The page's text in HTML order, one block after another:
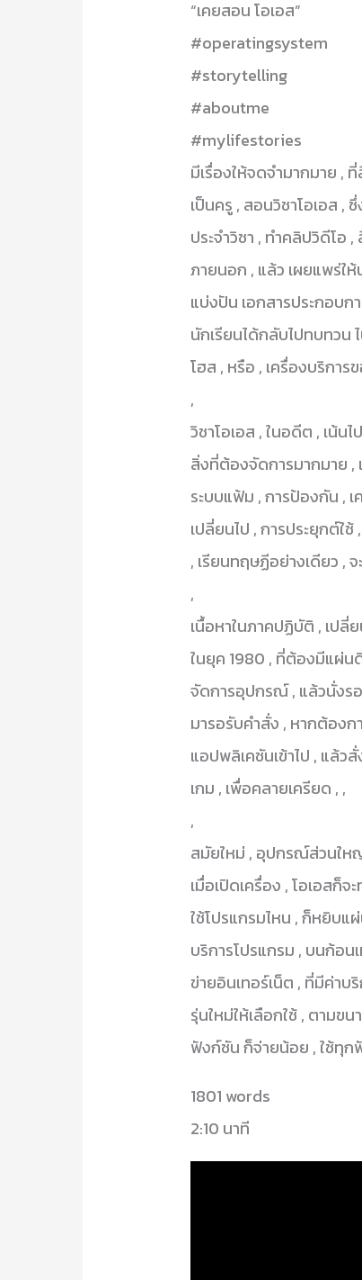
“เคยสอน โอเอส”
#operatingsystem
#storytelling
#aboutme
#mylifestories
มีเรื่องให้จดจำมากมาย ,
เป็นครู , สอนวิชาโอเอส ,
ประจำวิชา , ทำคลิปวิดีโ
ภายนอก , แล้ว เผยแพร่ใ
แบ่งปัน เอกสารประกอบก
นักเรียนได้กลับไปทบทวน
โฮส , หรือ , เครื่องบริกา
,
วิชาโอเอส , ในอดีต , เน้น
สิ่งที่ต้องจัดการมากมาย ,
ระบบแฟ้ม , การป้องกัน ,
เปลี่ยนไป , การประยุกต์ใ
, เรียนทฤษฏีอย่างเดียว , จ
,
เนื้อหาในภาคปฏิบัติ , เปลี่
ในยุค 1980 , ที่ต้องมีแผ่นดิ
จัดการอุปกรณ์ , แล้วนั่งร
มารอรับคำสั่ง , หากต้องก
แอปพลิเคชันเข้าไป , แล้ว
เกม , เพื่อคลายเครียด , ,
,
สมัยใหม่ , อุปกรณ์ส่วนให
เมื่อเปิดเครื่อง , โอเอส
ใช้โปรแกรมไหน , ก็หยิบแ
บริการโปรแกรม , บนก้อน
ข่ายอินเทอร์เน็ต , ที่มีค่าบ
รุ่นใหม่ให้เลือกใช้ , ตามข
ฟังก์ชัน ก็จ่ายน้อย , ใช้ทุก
1801 words
2:10 นาที